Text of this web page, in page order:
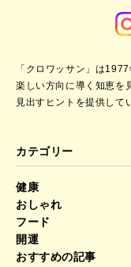
「クロワッサン」は
楽しい方向に導く知恵を
見出すヒントを提供して
カテゴリー
健康
おしゃれ
フード
開運
おすすめの記事